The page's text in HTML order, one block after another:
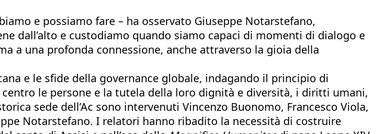
e possiamo fare – ha osservato Giuseppe Notarstefano,
dall’alto e custodiamo quando siamo capaci di momenti di dialogo e
a una profonda connessione, anche attraverso la gioia della
e le sfide della governance globale, indagando il principio di
le persone e la tutela della loro dignità e diversità, i diritti umani,
sede dell’Ac sono intervenuti Vincenzo Buonomo, Francesco Viola,
Notarstefano. I relatori hanno ribadito la necessità di costruire